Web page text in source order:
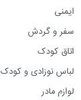
ایمنی
سفر و گردش
اتاق کودک
لباس نوزادی و کودک
لوازم مادر